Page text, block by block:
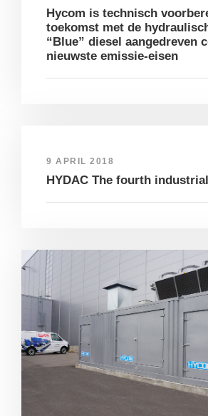
Hycom is technisch
toekomst met de
“Blue” diesel aangedreven
nieuwste emissie-eisen
9 APRIL 2018
HYDAC The fourth